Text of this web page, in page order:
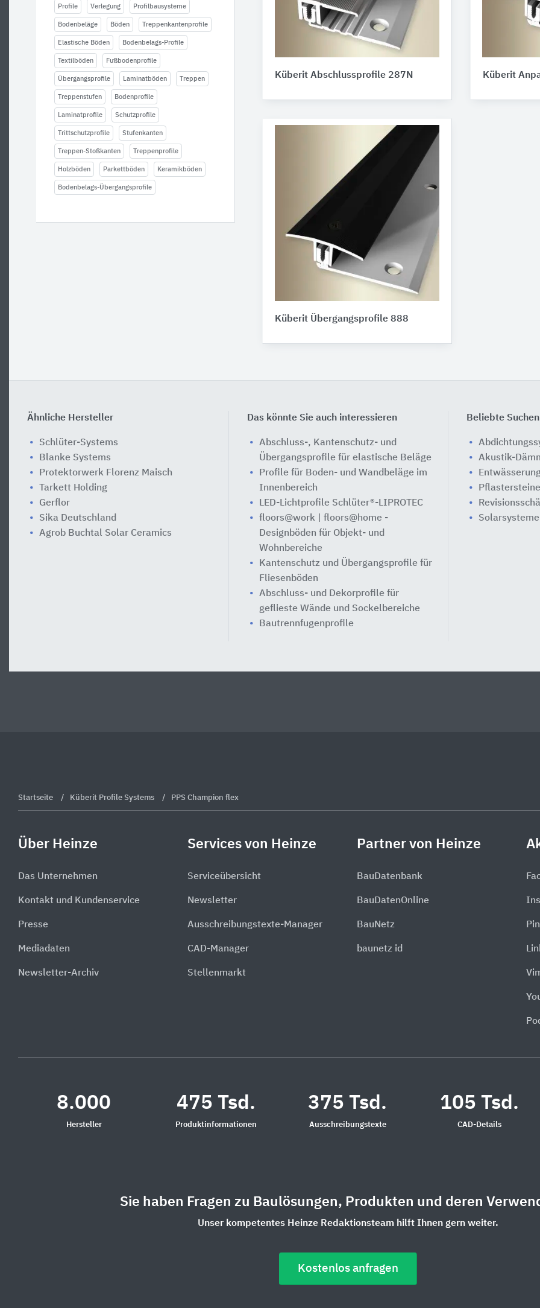
Profile Verlegung Profilbausysteme
Bodenbeläge Böden Treppenkantenprofile
Elastische Böden Bodenbelags-Profile
Textilböden Fußbodenprofile
Übergangsprofile Laminatböden Treppen
Treppenstufen Bodenprofile
Laminatprofile Schutzprofile
Trittschutzprofile Stufenkanten
Treppen-Stoßkanten Treppenprofile
Holzböden Parkettböden Keramikböden
Bodenbelags-Übergangsprofile
Küberit Abschlussprofile 287N Küberit
Küberit Übergangsprofile 888
Ähnliche Hersteller
Schlüter-Systems
Blanke Systems
Protektorwerk Florenz Maisch
Tarkett Holding
Gerflor
Sika Deutschland
Agrob Buchtal Solar Ceramics
Das könnte Sie auch interessieren
Abschluss-, Kantenschutz- und
Übergangsprofile für elastische Beläge
Profile für Boden- und Wandbeläge im
Innenbereich
LED-Lichtprofile Schlüter®-LIPROTEC
floors@work | floors@home -
Designböden für Objekt- und
Wohnbereiche
Kantenschutz und Übergangsprofile für
Fliesenböden
Abschluss- und Dekorprofile für
geflieste Wände und Sockelbereiche
Bautrennfugenprofile
Beliebte Suchen
Akustik-
Pflastersteine
Solarsysteme
Startseite Küberit Profile Systems PPS Champion flex
Über Heinze
Das Unternehmen
Kontakt und Kundenservice
Presse
Mediadaten
Newsletter-Archiv
Services von Heinze
Serviceübersicht
Newsletter
Ausschreibungstexte-Manager
CAD-Manager
Stellenmarkt
Partner von Heinze
BauDatenbank
BauDatenOnline
BauNetz
baunetz id
8.000
Hersteller
475 Tsd.
Produktinformationen
375 Tsd.
Ausschreibungstexte
105 Tsd.
CAD-Details
Sie haben Fragen zu Baulösungen, Produkten und deren
Unser kompetentes Heinze Redaktionsteam hilft Ihnen gern weiter.
Kostenlos anfragen